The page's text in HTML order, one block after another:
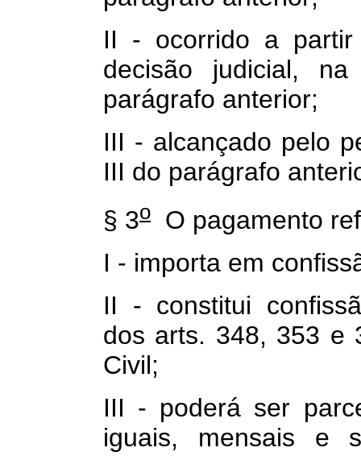
II - ocorrido a
decisão judicial,
parágrafo anterior;
III - alcançado pelo
III do parágrafo
§ 3o O pagamento
I - importa em
II - constitui
dos arts. 348, 353 e
Civil;
III - poderá ser
iguais, mensais e